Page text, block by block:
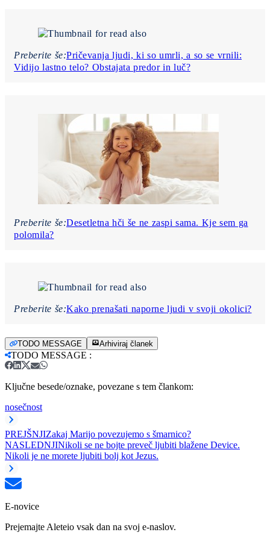
Preberite še:Pričevanja ljudi, ki so umrli, a so se vrnili:
Vidijo lastno telo? Obstajata predor in luč?
Preberite še:Desetletna hči še ne zaspi sama. Kje sem ga
polomila?
Preberite še:Kako prenašati naporne ljudi v svoji okolici?
TODO MESSAGE Arhiviraj članek
TODO MESSAGE :
Ključne besede/oznake, povezane s tem člankom:
nosečnost
PREJŠNJIZakaj Marijo povezujemo s šmarnico?
NASLEDNJINikoli se ne bojte preveč ljubiti blažene Device.
Nikoli je ne morete ljubiti bolj kot Jezus.
E-novice
Prejemajte Aleteio vsak dan na svoj e-naslov.